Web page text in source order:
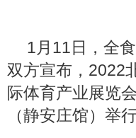
1月11日，全
双方宣布，2022
际体育产业展览
（静安庄馆）举行